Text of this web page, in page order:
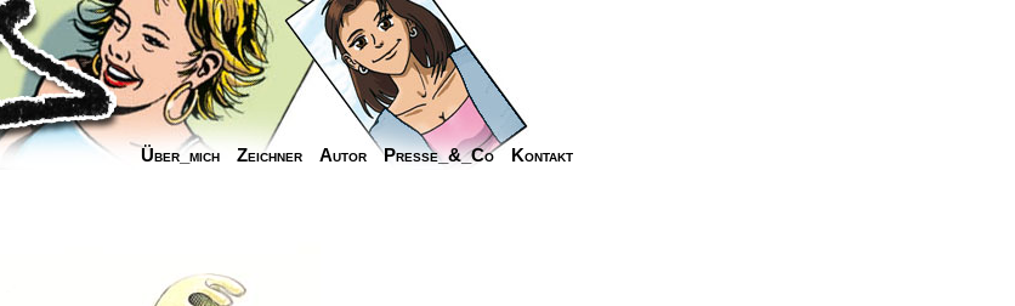
Über_mich Zeichner Autor Presse_&_Co Kontakt